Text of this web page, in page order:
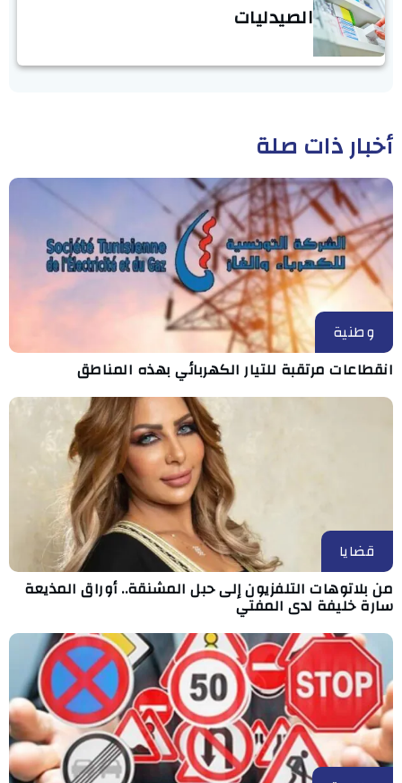
الصيدليات
أخبار ذات صلة
وطنية
انقطاعات مرتقبة للتيار الكهربائي بهذه المناطق
قضايا
من بلاتوهات التلفزيون إلى حبل المشنقة.. أوراق المذيعة
سارة خليفة لدى المفتي